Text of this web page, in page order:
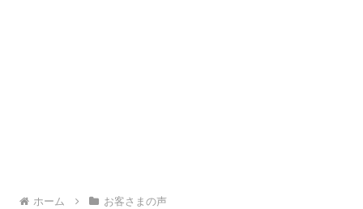
ホーム お客さまの声